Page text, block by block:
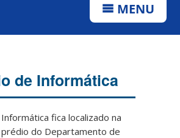
MENU
de Informática
fica localizado na
do Departamento de